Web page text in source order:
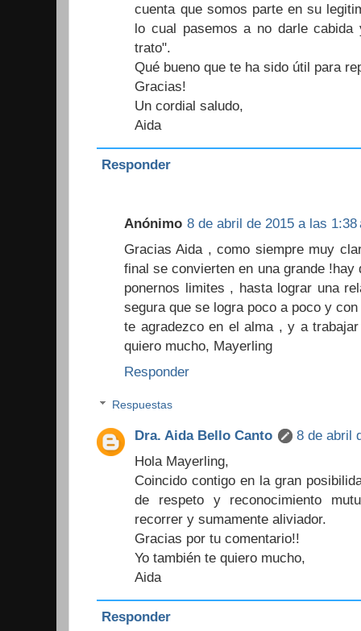
cuenta que somos parte en su
lo cual pasemos a no darle
trato".
Qué bueno que te ha sido útil para
Gracias!
Un cordial saludo,
Aida
Responder
Anónimo 8 de abril de 2015 a las 1:38
Gracias Aida , como siempre muy
final se convierten en una grande
ponernos limites , hasta lograr una
segura que se logra poco a poco y
te agradezco en el alma , y a
quiero mucho, Mayerling
Responder
Respuestas
Dra. Aida Bello Canto
8 de abril
Hola Mayerling,
Coincido contigo en la gran
de respeto y reconocimiento
recorrer y sumamente aliviador.
Gracias por tu comentario!!
Yo también te quiero mucho,
Aida
Responder